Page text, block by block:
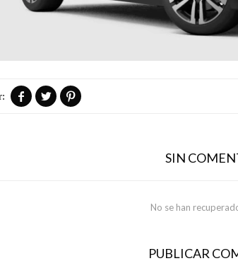
  
SIN
No se han
PUBLICAR